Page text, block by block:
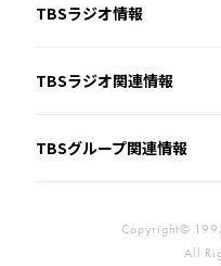
TBSラジオ情報
TBSラジオ関連情報
TBSグループ関連情報
Copyright©
All